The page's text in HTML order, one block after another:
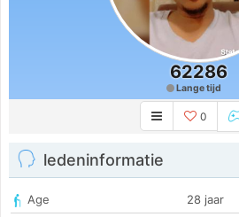
62286
Lange tijd
0
ledeninformatie
Age
28 jaar